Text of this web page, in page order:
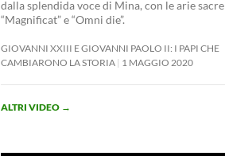
dalla splendida voce di Mina, con le arie sacre
“Magnificat” e “Omni die”.
GIOVANNI XXIII E GIOVANNI PAOLO II: I PAPI CHE
CAMBIARONO LA STORIA 1 MAGGIO 2020
ALTRI VIDEO →